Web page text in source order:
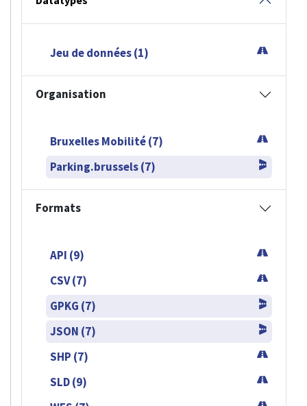
Jeu de données (1)
Organisation
Bruxelles Mobilité (7)
Parking.brussels (7)
Formats
API (9)
CSV (7)
GPKG (7)
JSON (7)
SHP (7)
SLD (9)